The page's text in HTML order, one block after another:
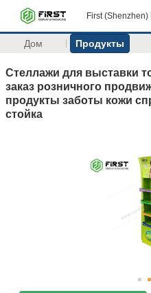
First
Дом Продукты
Стеллажи для выставки
заказ розничного
продукты заботы кожи
стойка